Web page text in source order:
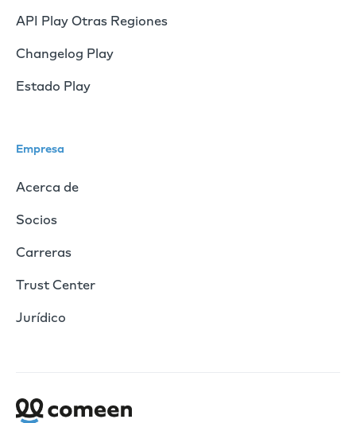
API Play Otras Regiones
Changelog Play
Estado Play
Empresa
Acerca de
Socios
Carreras
Trust Center
Jurídico